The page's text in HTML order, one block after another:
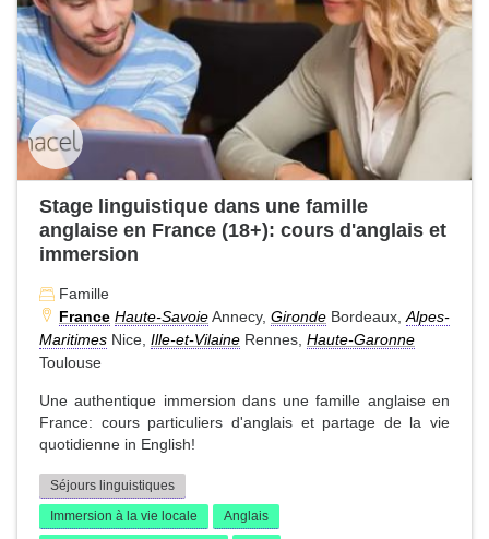
Stage linguistique dans une famille
anglaise en France (18+): cours d'anglais et
immersion
Famille
France Haute-SavoieAnnecy, Gironde Bordeaux,Alpes-
Maritimes Nice, Ille-et-Vilaine Rennes, Haute-Garonne
Toulouse
Une authentique immersion dans une famille anglaise en
France: cours particuliers d'anglais et partage de la vie
quotidienne in English!
Séjours linguistiques
Immersion à la vie locale
Anglais